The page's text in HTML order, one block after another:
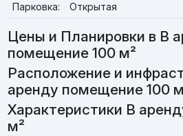
Парковка:
Открытая
Цены и Планировки в В
помещение 100 м²
Расположение и
аренду помещение 100
Характеристики В
м²